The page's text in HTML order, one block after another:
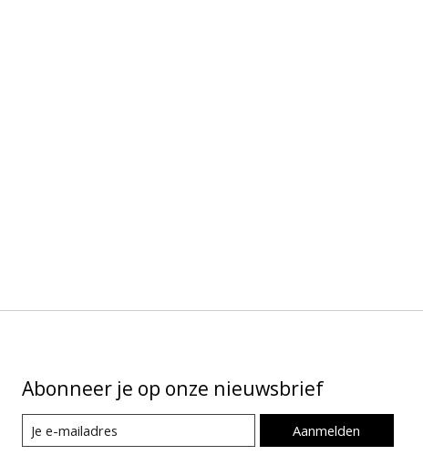
Abonneer je op onze nieuwsbrief
Aanmelden